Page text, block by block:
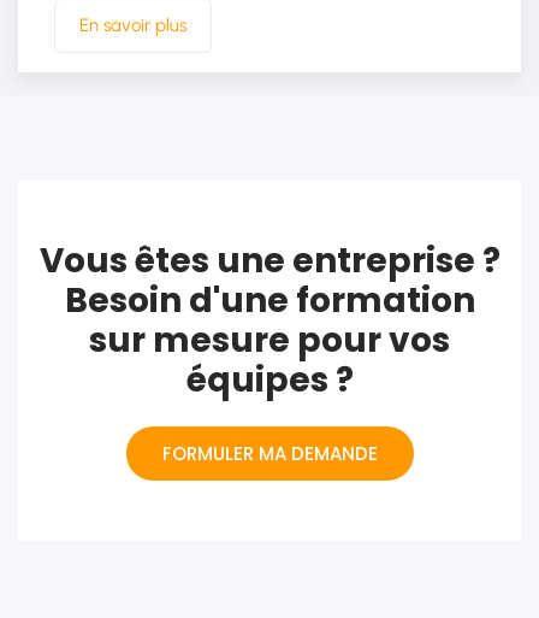
En savoir plus
Vous êtes une entreprise ?
Besoin d'une formation
sur mesure pour vos
équipes ?
FORMULER MA DEMANDE